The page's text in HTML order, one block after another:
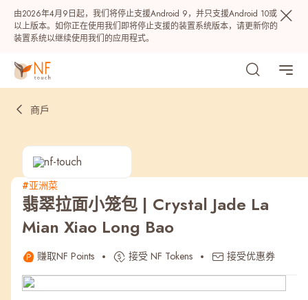
由2026年4月9日起，我们将停止支援Android 9，并只支援Android 10或
以上版本。如你正在使用我们即将停止支援的装置系统版本，请更新你的
装置系统以继续使用我们的应用程式。
热门
最近搜寻纪录
商戶
#亚洲菜
翡翠拉面小笼包 | Crystal Jade La
Mian Xiao Long Bao
赚取NF Points 接受 NF Tokens 接受优惠券